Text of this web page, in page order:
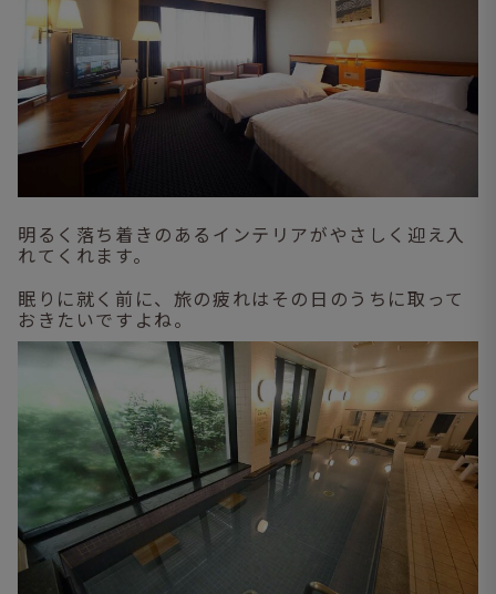
明るく落ち着きのあるインテリアがやさしく迎え入
れてくれます。
眠りに就く前に、旅の疲れはその日のうちに取って
おきたいですよね。